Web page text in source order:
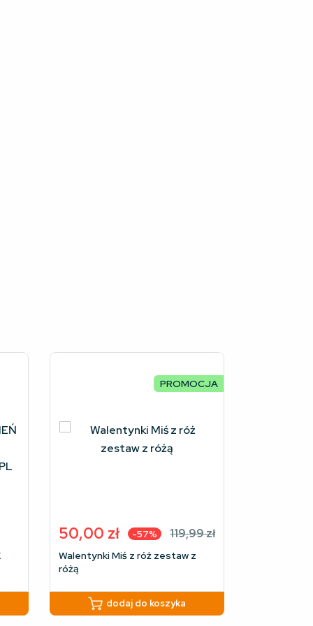
PROMOCJA
-57% 119,99zł
Pierwotna
cena
wynosiła:
119,99 zł.
50,00 zł
Aktualna
cena
wynosi:
50,00 zł.
Walentynki Miś z róż zestaw z
różą
dodaj do koszyka